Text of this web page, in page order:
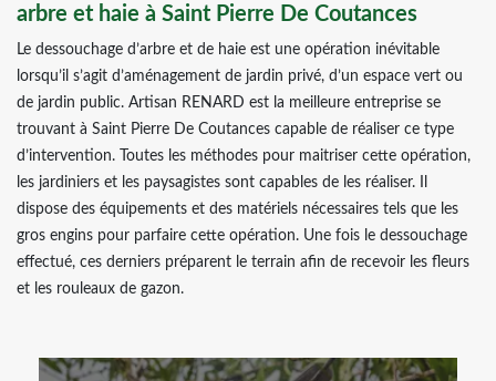
arbre et haie à Saint Pierre De Coutances
Le dessouchage d’arbre et de haie est une opération inévitable
lorsqu’il s’agit d’aménagement de jardin privé, d’un espace vert ou
de jardin public. Artisan RENARD est la meilleure entreprise se
trouvant à Saint Pierre De Coutances capable de réaliser ce type
d’intervention. Toutes les méthodes pour maitriser cette opération,
les jardiniers et les paysagistes sont capables de les réaliser. Il
dispose des équipements et des matériels nécessaires tels que les
gros engins pour parfaire cette opération. Une fois le dessouchage
effectué, ces derniers préparent le terrain afin de recevoir les fleurs
et les rouleaux de gazon.